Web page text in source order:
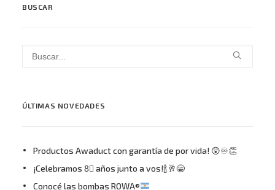
BUSCAR
ÚLTIMAS NOVEDADES
Productos Awaduct con garantía de por vida! 😲♾👏
¡Celebramos 8⃣ años junto a vos!🍾🥂😁
Conocé las bombas ROWA®